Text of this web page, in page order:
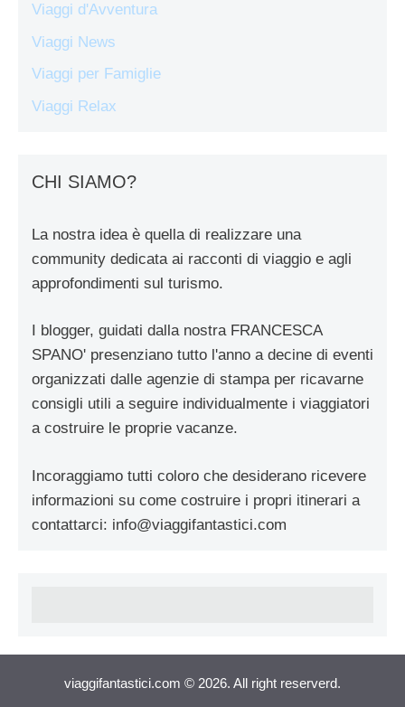
Viaggi d'Avventura
Viaggi News
Viaggi per Famiglie
Viaggi Relax
CHI SIAMO?
La nostra idea è quella di realizzare una
community dedicata ai racconti di viaggio e agli
approfondimenti sul turismo.
I blogger, guidati dalla nostra FRANCESCA
SPANO' presenziano tutto l'anno a decine di eventi
organizzati dalle agenzie di stampa per ricavarne
consigli utili a seguire individualmente i viaggiatori
a costruire le proprie vacanze.
Incoraggiamo tutti coloro che desiderano ricevere
informazioni su come costruire i propri itinerari a
contattarci: info@viaggifantastici.com
viaggifantastici.com © 2026. All right reserverd.